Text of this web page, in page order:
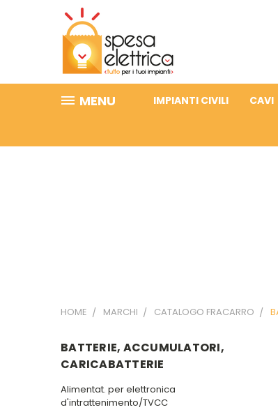
MENU IMPIANTI CIVILI CAVI
HOME MARCHI CATALOGO FRACARRO
BATTERIE, ACCUMULATORI,
CARICABATTERIE
Alimentat. per elettronica
d'intrattenimento/TVCC